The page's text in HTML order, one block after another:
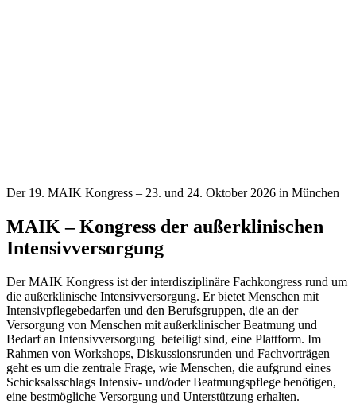
Der 19. MAIK Kongress – 23. und 24. Oktober 2026 in München
MAIK – Kongress der außerklinischen
Intensivversorgung
Der MAIK Kongress ist der interdisziplinäre Fachkongress rund um
die außerklinische Intensivversorgung. Er bietet Menschen mit
Intensivpflegebedarfen und den Berufsgruppen, die an der
Versorgung von Menschen mit außerklinischer Beatmung und
Bedarf an Intensivversorgung beteiligt sind, eine Plattform. Im
Rahmen von Workshops, Diskussionsrunden und Fachvorträgen
geht es um die zentrale Frage, wie Menschen, die aufgrund eines
Schicksalsschlags Intensiv- und/oder Beatmungspflege benötigen,
eine bestmögliche Versorgung und Unterstützung erhalten.